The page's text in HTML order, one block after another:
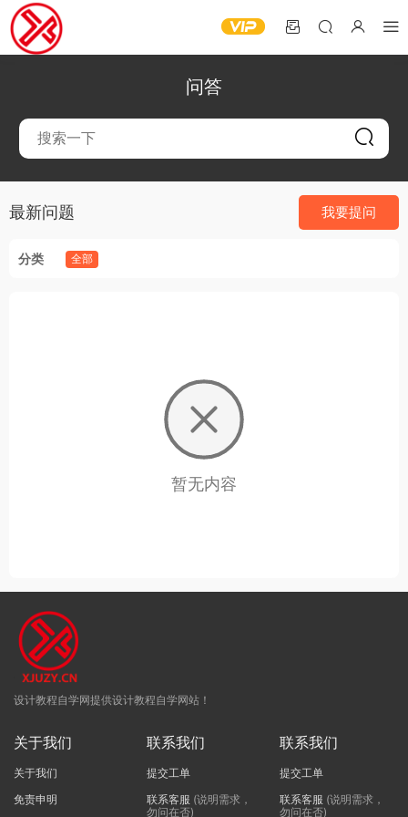
问答
最新问题 我要提问
分类 全部
暂无内容
设计教程自学网提供设计教程自学网站！
关于我们
关于我们
免责申明
联系我们
提交工单
联系客服 (说明需求，
勿问在否)
联系我们
提交工单
联系客服 (说明需求，
勿问在否)